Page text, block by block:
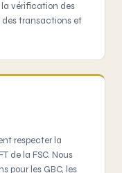
la vérification des
transactions et
respecter la
de la FSC. Nous
pour les GBC, les